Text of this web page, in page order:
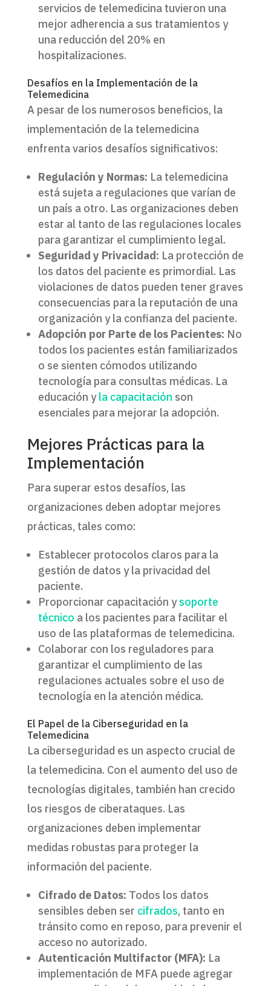
servicios de telemedicina tuvieron una
mejor adherencia a sus tratamientos y
una reducción del 20% en
hospitalizaciones.
Desafíos en la Implementación de la
Telemedicina
A pesar de los numerosos beneficios, la
implementación de la telemedicina
enfrenta varios desafíos significativos:
Regulación y Normas: La telemedicina
está sujeta a regulaciones que varían de
un país a otro. Las organizaciones deben
estar al tanto de las regulaciones locales
para garantizar el cumplimiento legal.
Seguridad y Privacidad: La protección de
los datos del paciente es primordial. Las
violaciones de datos pueden tener graves
consecuencias para la reputación de una
organización y la confianza del paciente.
Adopción por Parte de los Pacientes: No
todos los pacientes están familiarizados
o se sienten cómodos utilizando
tecnología para consultas médicas. La
educación yla capacitación son
esenciales para mejorar la adopción.
Mejores Prácticas para la
Implementación
Para superar estos desafíos, las
organizaciones deben adoptar mejores
prácticas, tales como:
Establecer protocolos claros para la
gestión de datos y la privacidad del
paciente.
Proporcionar capacitación ysoporte
técnico a los pacientes para facilitar el
uso de las plataformas de telemedicina.
Colaborar con los reguladores para
garantizar el cumplimiento de las
regulaciones actuales sobre el uso de
tecnología en la atención médica.
El Papel de la Ciberseguridad en la
Telemedicina
La ciberseguridad es un aspecto crucial de
la telemedicina. Con el aumento del uso de
tecnologías digitales, también han crecido
los riesgos de ciberataques. Las
organizaciones deben implementar
medidas robustas para proteger la
información del paciente.
Cifrado de Datos: Todos los datos
sensibles deben ser cifrados, tanto en
tránsito como en reposo, para prevenir el
acceso no autorizado.
Autenticación Multifactor (MFA): La
implementación de MFA puede agregar